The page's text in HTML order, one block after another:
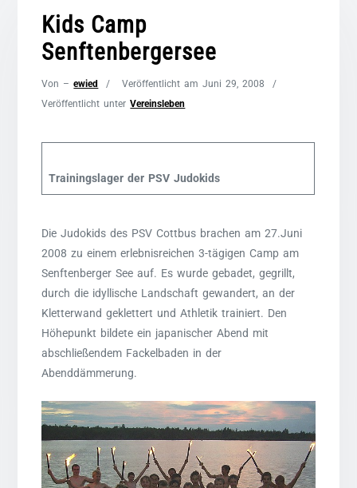
Kids Camp
Senftenbergersee
Von –ewied Veröffentlicht amJuni 29, 2008
Veröffentlicht unterVereinsleben
Trainingslager der PSV Judokids
Die Judokids des PSV Cottbus brachen am 27.Juni
2008 zu einem erlebnisreichen 3-tägigen Camp am
Senftenberger See auf. Es wurde gebadet, gegrillt,
durch die idyllische Landschaft gewandert, an der
Kletterwand geklettert und Athletik trainiert. Den
Höhepunkt bildete ein japanischer Abend mit
abschließendem Fackelbaden in der
Abenddämmerung.